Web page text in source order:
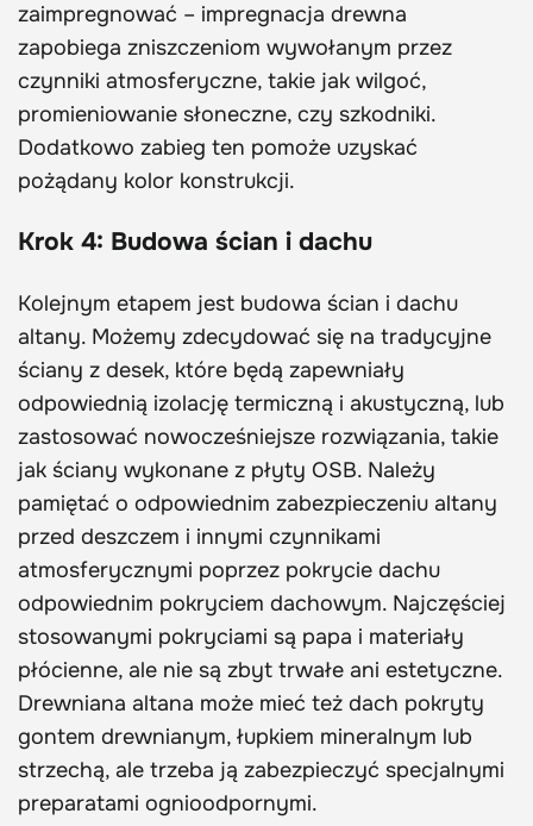
zaimpregnować – impregnacja drewna
zapobiega zniszczeniom wywołanym przez
czynniki atmosferyczne, takie jak wilgoć,
promieniowanie słoneczne, czy szkodniki.
Dodatkowo zabieg ten pomoże uzyskać
pożądany kolor konstrukcji.
Krok 4: Budowa ścian i dachu
Kolejnym etapem jest budowa ścian i dachu
altany. Możemy zdecydować się na tradycyjne
ściany z desek, które będą zapewniały
odpowiednią izolację termiczną i akustyczną, lub
zastosować nowocześniejsze rozwiązania, takie
jak ściany wykonane z płyty OSB. Należy
pamiętać o odpowiednim zabezpieczeniu altany
przed deszczem i innymi czynnikami
atmosferycznymi poprzez pokrycie dachu
odpowiednim pokryciem dachowym. Najczęściej
stosowanymi pokryciami są papa i materiały
płócienne, ale nie są zbyt trwałe ani estetyczne.
Drewniana altana może mieć też dach pokryty
gontem drewnianym, łupkiem mineralnym lub
strzechą, ale trzeba ją zabezpieczyć specjalnymi
preparatami ognioodpornymi.